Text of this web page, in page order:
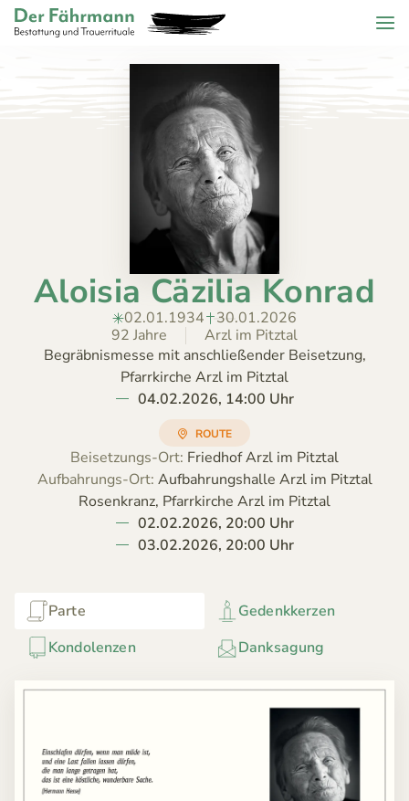
Zum Header springen (Control + Option
Zum Inhalt springen ( Control + Option
Zum Footer springen (Control + Option
zur Navigation springen (Control + Option
Barrierefreiheits-Widget öffnen (
Zur Barrierefreiheitserklaerung (Control + Option
Der Fährmann - Bestattung und Trauerrituale KG
TRAUERFÄLLE
Bestattungskalender
ANGEBOT
Aloisia Cäzilia Konrad
02.01.1934
30.01.2026
92 Jahre
Arzl im Pitztal
Begräbnismesse mit anschließender Beisetzung,
Pfarrkirche Arzl im Pitztal
04.02.2026, 14:00 Uhr
ROUTE
Beisetzungs-Ort: Friedhof Arzl im Pitztal
Aufbahrungs-Ort: Aufbahrungshalle Arzl im Pitztal
Rosenkranz, Pfarrkirche Arzl im Pitztal
02.02.2026, 20:00 Uhr
03.02.2026, 20:00 Uhr
Parte
Gedenkkerzen
Kondolenzen
Danksagung